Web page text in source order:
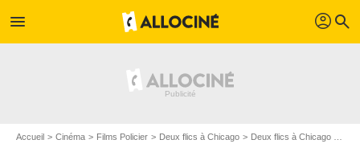
menu profil search
Accueil Cinéma Films Policier Deux flics à Chicago Deux flics à Chicago en DVD